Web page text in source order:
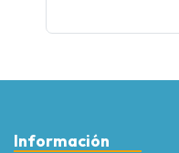
Información